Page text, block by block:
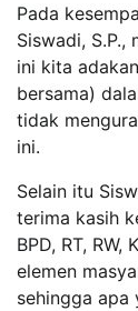
Pada
Siswadi, S.P.,
ini kita
bersama)
tidak
ini.
Selain itu
terima kasih
BPD, RT,
elemen
sehingga